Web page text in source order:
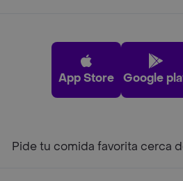
App Store Google
Pide tu comida favorita cerca